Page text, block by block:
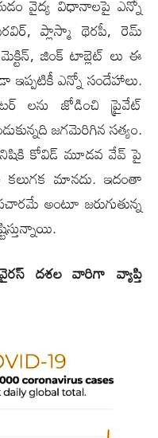
ప్లాస్మా థెరపీ, రెమ్
జింక్ టాబ్లెట్ లు ఈ
ఎన్నో సందేహాలు.
లను జోడించి ప్రైవేట్
జగమెరిగిన సత్యం.
కోవిడ్ మూడవ వేవ్ పై
కలుగక మానదు. ఇదంతా
అంటూ జరుగుతున్న
దశల వారిగా వ్యాప్తి